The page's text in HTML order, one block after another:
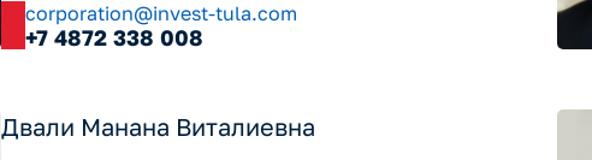
corporation@invest-tula.com
+7 4872 338 008
Двали Манана Виталиевна